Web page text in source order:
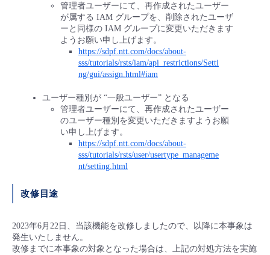
管理者ユーザーにて、再作成されたユーザー
が属する IAM グループを、削除されたユーザ
ーと同様の IAM グループに変更いただきます
ようお願い申し上げます。
https://sdpf.ntt.com/docs/about-
sss/tutorials/rsts/iam/api_restrictions/Setti
ng/gui/assign.html#iam
ユーザー種別が “一般ユーザー” となる
管理者ユーザーにて、再作成されたユーザー
のユーザー種別を変更いただきますようお願
い申し上げます。
https://sdpf.ntt.com/docs/about-
sss/tutorials/rsts/user/usertype_manageme
nt/setting.html
改修目途
2023年6月22日、当該機能を改修しましたので、以降に本事象は
発生いたしません。
改修までに本事象の対象となった場合は、上記の対処方法を実施